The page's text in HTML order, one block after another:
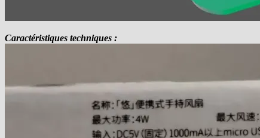
Caractéristiques techniques :